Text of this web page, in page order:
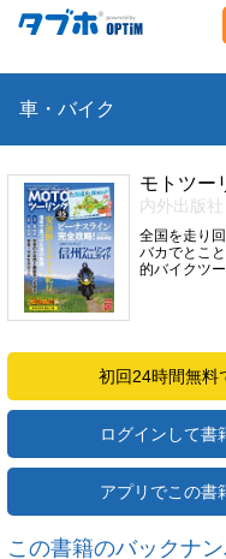
車・バイク
モトツー
内外出版社
全国を走り
バカでとこ
的バイクツ
初回24時間無料
ログインして書
アプリでこの書
この書籍のバックナ